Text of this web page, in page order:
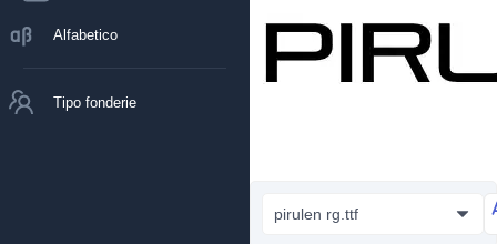
Alfabetico
Tipo fonderie
pirulen rg.ttf